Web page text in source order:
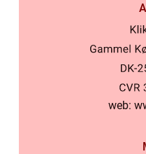
web: